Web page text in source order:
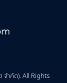
ำกัด). All Rights